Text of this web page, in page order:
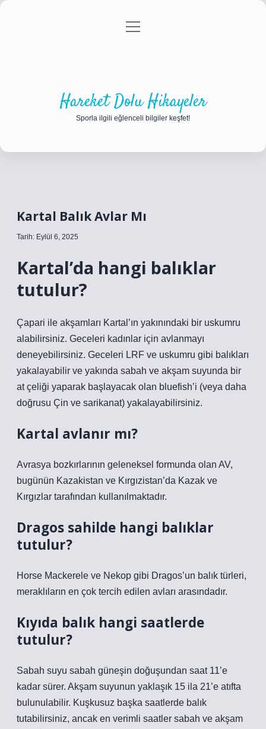
Gizlilik Politikası
menüyü
Hareket Dolu Hikayeler
Sporla ilgili eğlenceli bilgiler keşfet!
Kartal Balık Avlar Mı
Tarih: Eylül 6, 2025
Kartal’da hangi balıklar
tutulur?
Çapari ile akşamları Kartal’ın yakınındaki bir uskumru
alabilirsiniz. Geceleri kadınlar için avlanmayı
deneyebilirsiniz. Geceleri LRF ve uskumru gibi balıkları
yakalayabilir ve yakında sabah ve akşam suyunda bir
at çeliği yaparak başlayacak olan bluefish’i (veya daha
doğrusu Çin ve sarikanat) yakalayabilirsiniz.
Kartal avlanır mı?
Avrasya bozkırlarının geleneksel formunda olan AV,
bugünün Kazakistan ve Kırgızistan’da Kazak ve
Kırgızlar tarafından kullanılmaktadır.
Dragos sahilde hangi balıklar
tutulur?
Horse Mackerele ve Nekop gibi Dragos’un balık türleri,
meraklıların en çok tercih edilen avları arasındadır.
Kıyıda balık hangi saatlerde
tutulur?
Sabah suyu sabah güneşin doğuşundan saat 11’e
kadar sürer. Akşam suyunun yaklaşık 15 ila 21’e atıfta
bulunulabilir. Kuşkusuz başka saatlerde balık
tutabilirsiniz, ancak en verimli saatler sabah ve akşam